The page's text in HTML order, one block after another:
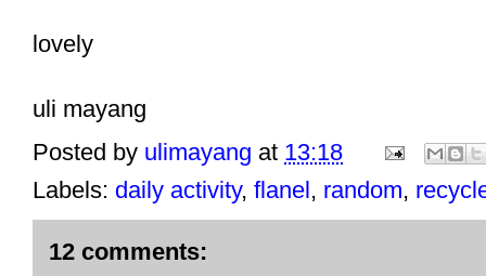
lovely
uli mayang
Posted by ulimayang at 13:18
Labels: daily activity, flanel, random,
12 comments: